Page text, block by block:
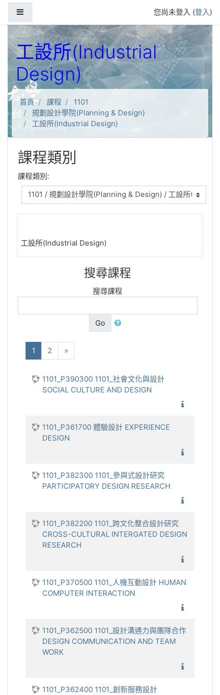
您尚未登入 (登入)
工設所(Industrial
Design)
首頁 課程
1101
規劃設計學院(Planning & Design)
工設所(Industrial Design)
課程類別
課程類別:
工設所(Industrial Design)
搜尋課程
搜尋課程
Go
1 (current)
2 »
1101_P390300 1101_社會文化與設計
SOCIAL CULTURE AND DESIGN
1101_P361700 體驗設計 EXPERIENCE
DESIGN
1101_P382300 1101_參與式設計研究
PARTICIPATORY DESIGN RESEARCH
1101_P382200 1101_跨文化整合設計研究
CROSS-CULTURAL INTERGATED DESIGN
RESEARCH
1101_P370500 1101_人機互動設計 HUMAN
COMPUTER INTERACTION
1101_P362500 1101_設計溝通力與團隊合作
DESIGN COMMUNICATION AND TEAM
WORK
1101_P362400 1101_創新服務設計